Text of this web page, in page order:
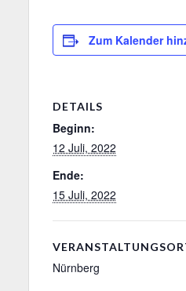
Zum Kalender
DETAILS
Beginn:
12 Juli, 2022
Ende:
15 Juli, 2022
Nürnberg